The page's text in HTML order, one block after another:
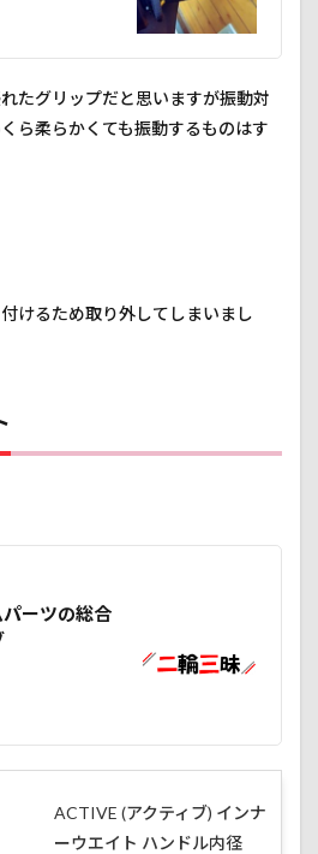
たグリップだと思いますが振動対
ら柔らかくても振動するものはす
けるため取り外してしまいまし
ーツの総合
ACTIVE (アクティブ) インナ
ーウエイト ハンドル内径